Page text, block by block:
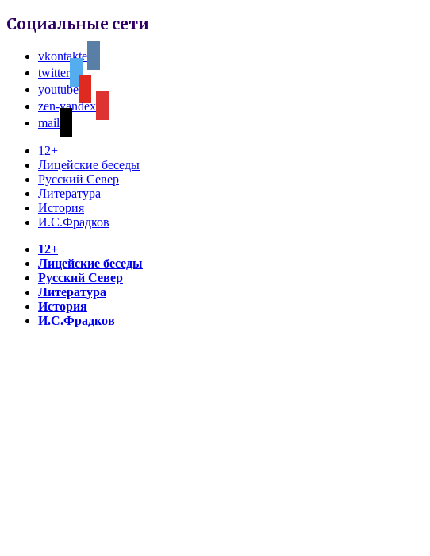
Социальные сети
vkontakte
twitter
youtube
zen-yandex
mail
12+
Лицейские беседы
Русский Север
Литература
История
И.С.Фрадков
12+
Лицейские беседы
Русский Север
Литература
История
И.С.Фрадков